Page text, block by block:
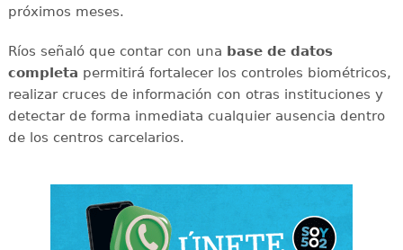
próximos meses.
Ríos señaló que contar con una base de datos
completa permitirá fortalecer los controles biométricos,
realizar cruces de información con otras instituciones y
detectar de forma inmediata cualquier ausencia dentro
de los centros carcelarios.